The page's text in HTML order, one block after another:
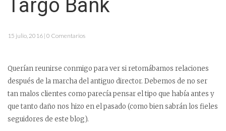
Targo Bank
15 julio, 2016 | 0 Comentarios
Querían reunirse conmigo para ver si retomábamos relaciones
después de la marcha del antiguo director. Debemos de no ser
tan malos clientes como parecía pensar el tipo que había antes y
que tanto daño nos hizo en el pasado (como bien sabrán los fieles
seguidores de este blog).